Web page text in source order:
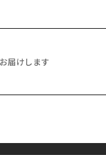
届けします